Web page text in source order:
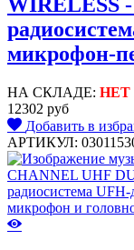
микрофон-
НА СКЛАДЕ: НЕТ
12302 руб
Добавить в
АРТИКУЛ: